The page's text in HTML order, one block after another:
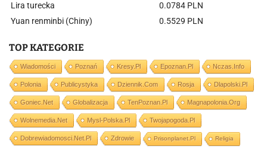
Lira turecka
0.0784 PLN
Yuan renminbi (Chiny)
0.5529 PLN
TOP KATEGORIE
Wiadomości Poznań Kresy.pl Epoznan.pl Nczas.info
Polonia Publicystyka Dziennik.com Rosja Dlapolski.pl
Goniec.net Globalizacja TenPoznan.pl Magnapolonia.org
Wolnemedia.net Mysl-Polska.pl Twojapogoda.pl
Dobrewiadomosci.net.pl Zdrowie Prisonplanet.pl Religia